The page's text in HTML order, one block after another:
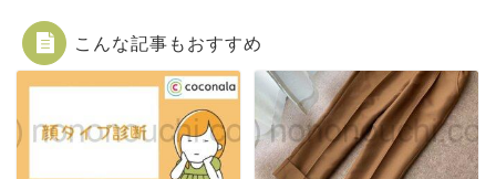
こんな記事もおすすめ